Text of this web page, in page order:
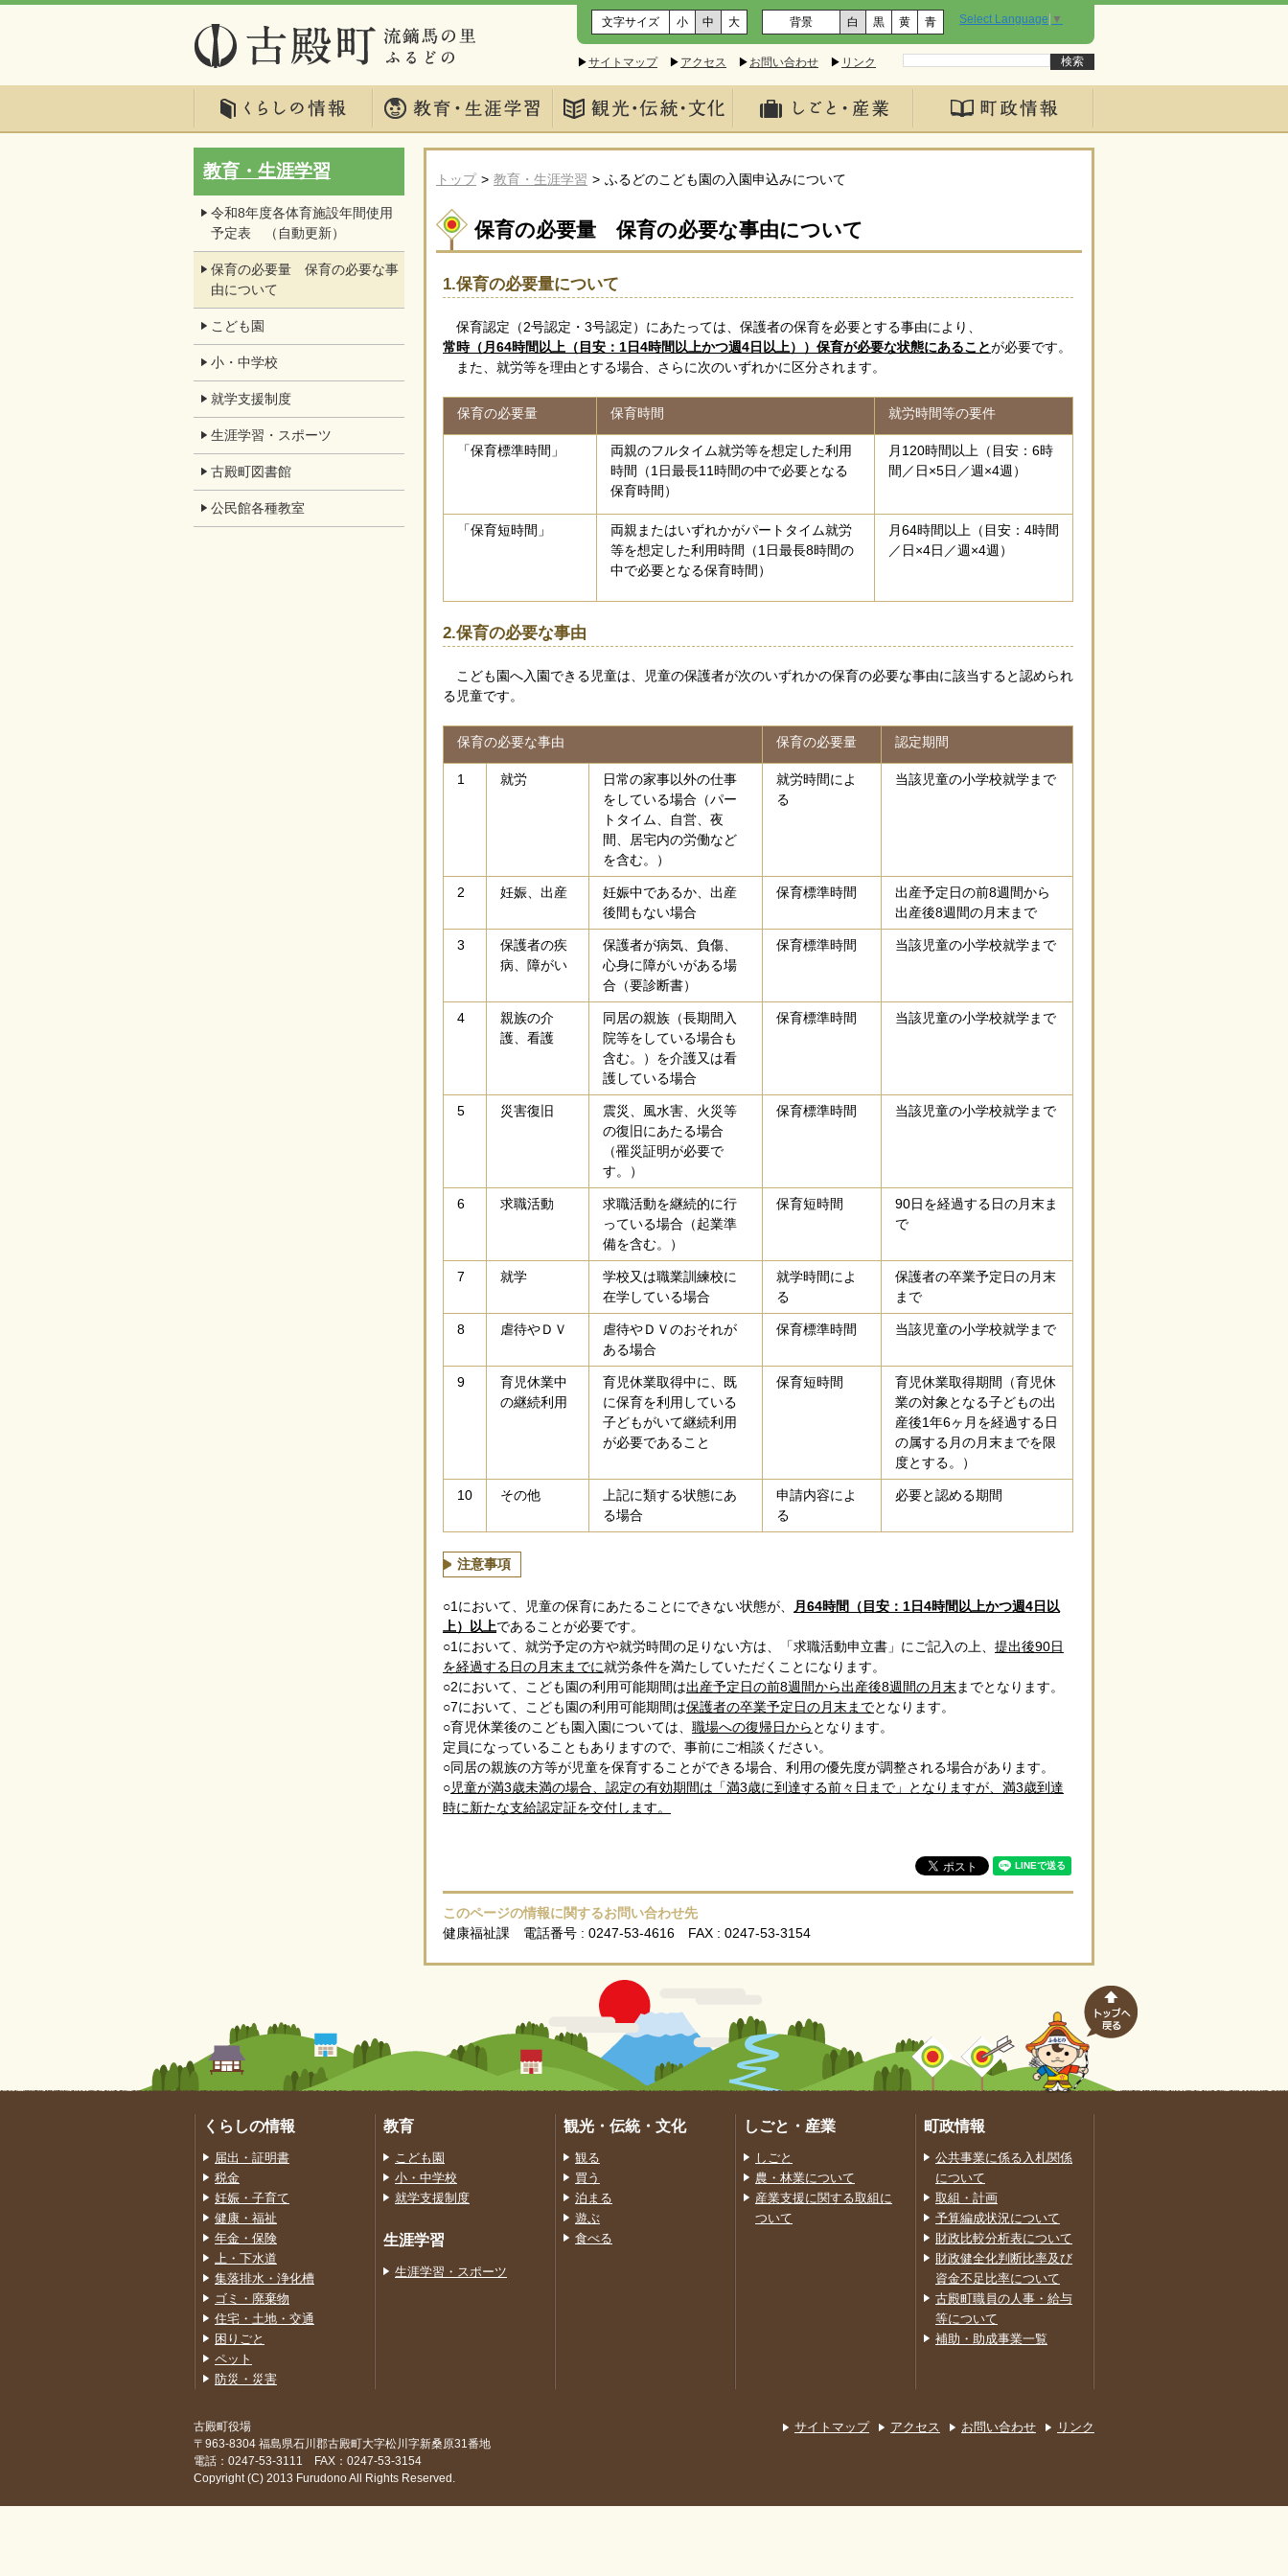
文字サイズ 小 中 大 背景 白 黒 黄 青 Select Language ▼
▶サイトマップ▶ アクセス ▶ お問い合わせ ▶ リンク
トップ 教育・生涯学習 ふるどのこども園の入園申込みについて
保育の必要量 保育の必要な事由について
1.保育の必要量について
保育認定（2号認定・3号認定）にあたっては、保護者の保育を必要とする事由により、
常時（月64時間以上（目安：1日4時間以上かつ週4日以上））保育が必要な状態にあることが必要です。
また、就労等を理由とする場合、さらに次のいずれかに区分されます。
保育の必要量 保育時間 就労時間等の要件
「保育標準時間」
両親のフルタイム就労等を想定した利用
時間（1日最長11時間の中で必要となる
保育時間）
月120時間以上（目安：6時
間／日×5日／週×4週）
「保育短時間」
両親またはいずれかがパートタイム就労
等を想定した利用時間（1日最長8時間の
中で必要となる保育時間）
月64時間以上（目安：4時間
／日×4日／週×4週）
2.保育の必要な事由
こども園へ入園できる児童は、児童の保護者が次のいずれかの保育の必要な事由に該当すると認められ
る児童です。
保育の必要な事由 保育の必要量 認定期間
1 就労
日常の家事以外の仕事
をしている場合（パー
トタイム、自営、夜
間、居宅内の労働など
を含む。）
就労時間によ
る
当該児童の小学校就学まで
2 妊娠、出産
妊娠中であるか、出産
後間もない場合
保育標準時間
出産予定日の前8週間から
出産後8週間の月末まで
3
保護者の疾
病、障がい
保護者が病気、負傷、
心身に障がいがある場
合（要診断書）
保育標準時間 当該児童の小学校就学まで
4
親族の介
護、看護
同居の親族（長期間入
院等をしている場合も
含む。）を介護又は看
護している場合
保育標準時間 当該児童の小学校就学まで
5 災害復旧
震災、風水害、火災等
の復旧にあたる場合
（罹災証明が必要で
す。）
保育標準時間 当該児童の小学校就学まで
6 求職活動
求職活動を継続的に行
っている場合（起業準
備を含む。）
保育短時間
90日を経過する日の月末ま
で
7 就学
学校又は職業訓練校に
在学している場合
就学時間によ
る
保護者の卒業予定日の月末
まで
8 虐待やＤＶ
虐待やＤＶのおそれが
ある場合
保育標準時間 当該児童の小学校就学まで
9
育児休業中
の継続利用
育児休業取得中に、既
に保育を利用している
子どもがいて継続利用
が必要であること
保育短時間
育児休業取得期間（育児休
業の対象となる子どもの出
産後1年6ヶ月を経過する日
の属する月の月末までを限
度とする。）
10 その他
上記に類する状態にあ
る場合
申請内容によ
る
必要と認める期間
注意事項
○1において、児童の保育にあたることにできない状態が、
月64時間（目安：1日4時間以上かつ週4日以
上）以上であることが必要です。
○1において、就労予定の方や就労時間の足りない方は、「求職活動申立書」にご記入の上、 提出後90日
を経過する日の月末までに就労条件を満たしていただくことになります。
○2において、こども園の利用可能期間は出産予定日の前8週間から出産後8週間の月末までとなります。
○7において、こども園の利用可能期間は保護者の卒業予定日の月末までとなります。
○育児休業後のこども園入園については、 職場への復帰日から となります。
定員になっていることもありますので、事前にご相談ください。
○同居の親族の方等が児童を保育することができる場合、利用の優先度が調整される場合があります。
○児童が満3歳未満の場合、認定の有効期間は「満3歳に到達する前々日まで」となりますが、満3歳到達
時に新たな支給認定証を交付します。
このページの情報に関するお問い合わせ先
健康福祉課 電話番号 : 0247-53-4616 FAX : 0247-53-3154
教育・生涯学習
令和8年度各体育施設年間使用
予定表 （自動更新）
保育の必要量 保育の必要な事
由について
こども園
小・中学校
就学支援制度
生涯学習・スポーツ
古殿町図書館
公民館各種教室
くらしの情報
届出・証明書
税金
妊娠・子育て
健康・福祉
年金・保険
上・下水道
集落排水・浄化槽
ゴミ・廃棄物
住宅・土地・交通
困りごと
ペット
防災・災害
教育
こども園
小・中学校
就学支援制度
生涯学習
生涯学習・スポーツ
観光・伝統・文化
観る
買う
泊まる
遊ぶ
食べる
しごと・産業
しごと
農・林業について
産業支援に関する取組に
ついて
町政情報
公共事業に係る入札関係
について
取組・計画
予算編成状況について
財政比較分析表について
財政健全化判断比率及び
資金不足比率について
古殿町職員の人事・給与
等について
補助・助成事業一覧
サイトマップ アクセス お問い合わせ リンク
古殿町役場
〒963-8304 福島県石川郡古殿町大字松川字新桑原31番地
電話：0247-53-3111 FAX：0247-53-3154
Copyright (C) 2013 Furudono All Rights Reserved.